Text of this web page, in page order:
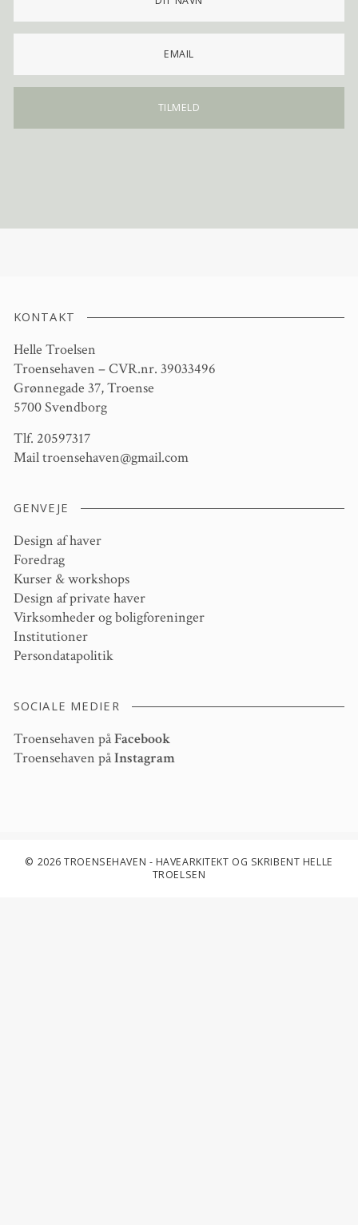
KONTAKT
Helle Troelsen
Troensehaven – CVR.nr. 39033496
Grønnegade 37, Troense
5700 Svendborg
Tlf. 20597317
Mailtroensehaven@gmail.com
GENVEJE
Design af haver
Foredrag
Kurser & workshops
Design af private haver
Virksomheder og boligforeninger
Institutioner
Persondatapolitik
SOCIALE MEDIER
Troensehaven påFacebook
Troensehaven påInstagram
© 2026 TROENSEHAVEN - HAVEARKITEKT OG SKRIBENT HELLE
TROELSEN